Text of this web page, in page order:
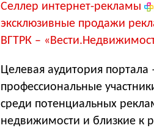
Селлер интернет-рекламы
эксклюзивные продажи
ВГТРК –
Целевая аудитория
профессиональные
среди потенциальных
недвижимости и близкие к